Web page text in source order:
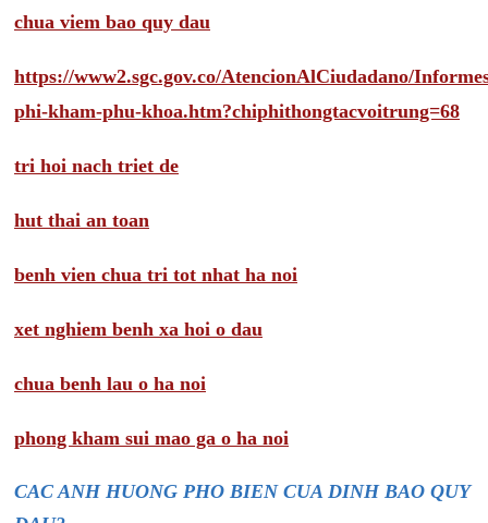
chua viem bao quy dau
https://www2.sgc.gov.co/AtencionAlCiudadano/
phi-kham-phu-khoa.htm?chiphithongtacvoitrung=68
tri hoi nach triet de
hut thai an toan
benh vien chua tri tot nhat ha noi
xet nghiem benh xa hoi o dau
chua benh lau o ha noi
phong kham sui mao ga o ha noi
CAC ANH HUONG PHO BIEN CUA DINH BAO QUY